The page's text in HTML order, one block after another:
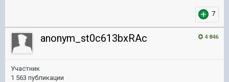
7
4 846
anonym_st0c613bxRAc
Участник
1 563 публикации